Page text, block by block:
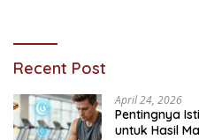
Recent Post
April 24, 2026
Pentingnya
untuk Hasil